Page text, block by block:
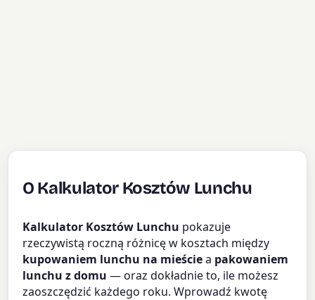
O Kalkulator Kosztów Lunchu
Kalkulator Kosztów Lunchu pokazuje
rzeczywistą roczną różnicę w kosztach między
kupowaniem lunchu na mieściea pakowaniem
lunchu z domu — oraz dokładnie to, ile możesz
zaoszczędzić każdego roku. Wprowadź kwotę